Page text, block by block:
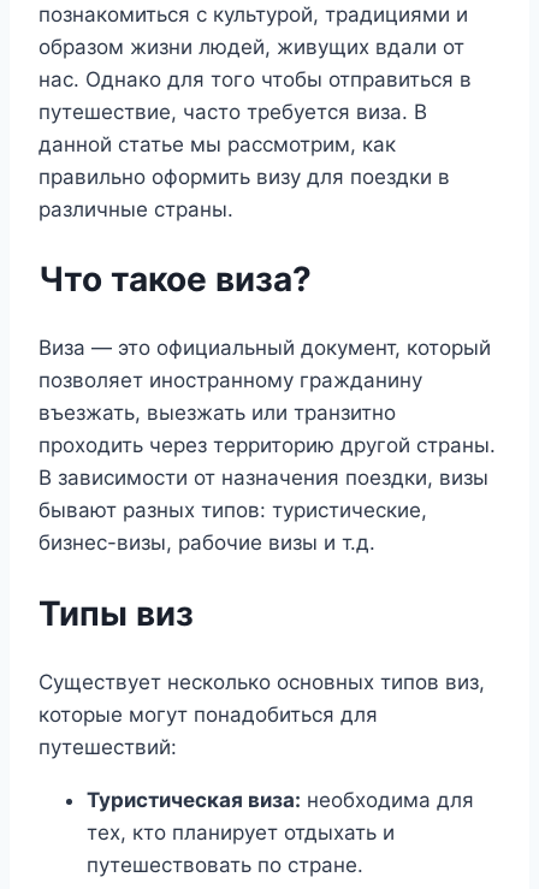
познакомиться с культурой, традициями и
образом жизни людей, живущих вдали от
нас. Однако для того чтобы отправиться в
путешествие, часто требуется виза. В
данной статье мы рассмотрим, как
правильно оформить визу для поездки в
различные страны.
Что такое виза?
Виза — это официальный документ, который
позволяет иностранному гражданину
въезжать, выезжать или транзитно
проходить через территорию другой страны.
В зависимости от назначения поездки, визы
бывают разных типов: туристические,
бизнес-визы, рабочие визы и т.д.
Типы виз
Существует несколько основных типов виз,
которые могут понадобиться для
путешествий:
Туристическая виза: необходима для
тех, кто планирует отдыхать и
путешествовать по стране.